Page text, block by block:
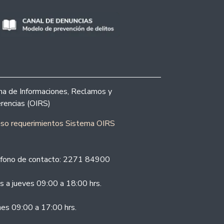
de Informaciones, Reclamos y
(OIRS)
requerimientos Sistema OIRS
de contacto: 2271 84900
a jueves 09:00 a 18:00 hrs.
09:00 a 17:00 hrs.